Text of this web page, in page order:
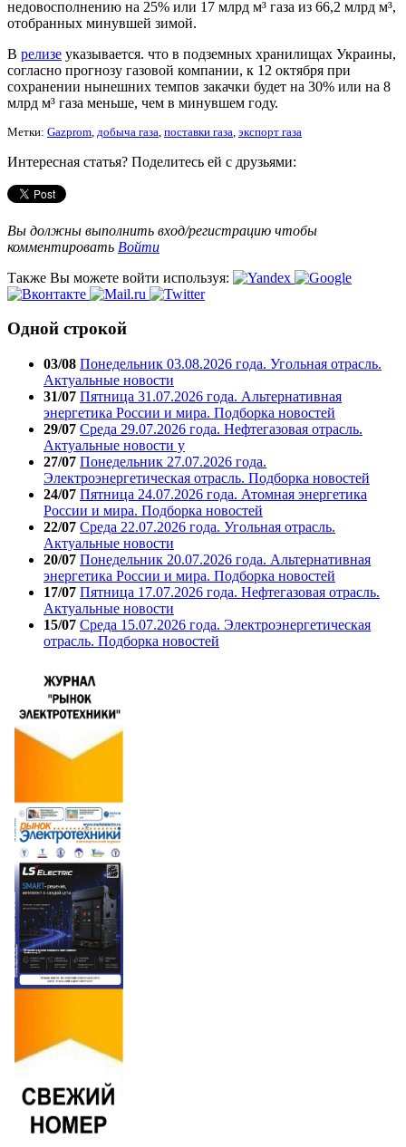
недовосполнению на 25% или 17 млрд м³ газа из 66,2 млрд м³,
отобранных минувшей зимой.
В релизе указывается. что в подземных хранилищах Украины,
согласно прогнозу газовой компании, к 12 октября при
сохранении нынешних темпов закачки будет на 30% или на 8
млрд м³ газа меньше, чем в минувшем году.
Метки: Gazprom добыча газа поставки газа экспорт газа
Интересная статья? Поделитесь ей с друзьями:
Вы должны выполнить вход/регистрацию чтобы
комментировать Войти
Также Вы можете войти используя:
Одной строкой
03/08 Понедельник 03.08.2026 года. Угольная отрасль.
Актуальные новости
31/07 Пятница 31.07.2026 года. Альтернативная
энергетика России и мира. Подборка новостей
29/07 Среда 29.07.2026 года. Нефтегазовая отрасль.
Актуальные новости у
27/07 Понедельник 27.07.2026 года.
Электроэнергетическая отрасль. Подборка новостей
24/07 Пятница 24.07.2026 года. Атомная энергетика
России и мира. Подборка новостей
22/07 Среда 22.07.2026 года. Угольная отрасль.
Актуальные новости
20/07 Понедельник 20.07.2026 года. Альтернативная
энергетика России и мира. Подборка новостей
17/07 Пятница 17.07.2026 года. Нефтегазовая отрасль.
Актуальные новости
15/07 Среда 15.07.2026 года. Электроэнергетическая
отрасль. Подборка новостей